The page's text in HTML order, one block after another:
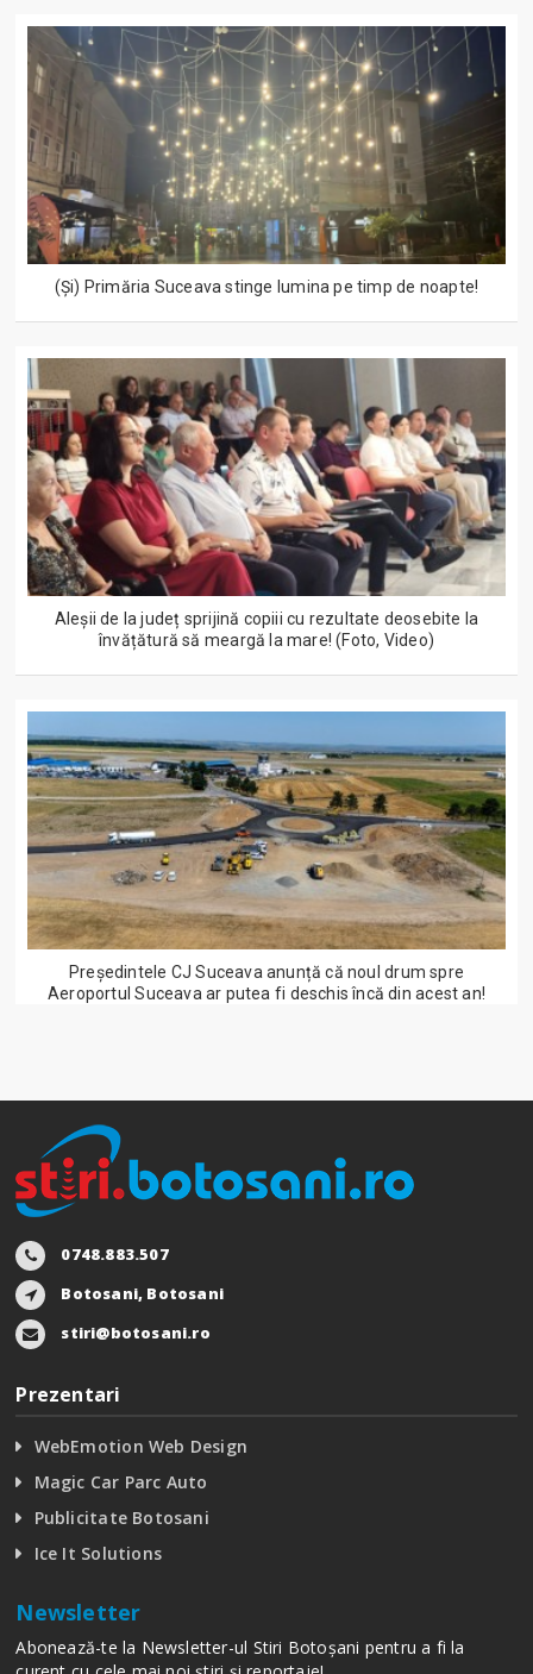
(Și) Primăria Suceava stinge lumina pe timp de noapte!
Aleșii de la județ sprijină copiii cu rezultate deosebite la
învățătură să meargă la mare! (Foto, Video)
Președintele CJ Suceava anunță că noul drum spre
Aeroportul Suceava ar putea fi deschis încă din acest an!
0748.883.507
Botosani, Botosani
stiri@botosani.ro
Prezentari
WebEmotion Web Design
Magic Car Parc Auto
Publicitate Botosani
Ice It Solutions
Newsletter
Abonează-te la Newsletter-ul Stiri Botoșani pentru a fi la